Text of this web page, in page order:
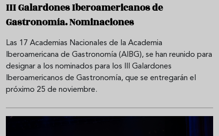
III Galardones Iberoamericanos de
Gastronomía. Nominaciones
Las 17 Academias Nacionales de la Academia
Iberoamericana de Gastronomía (AIBG), se han reunido para
designar a los nominados para los III Galardones
Iberoamericanos de Gastronomía, que se entregarán el
próximo 25 de noviembre.